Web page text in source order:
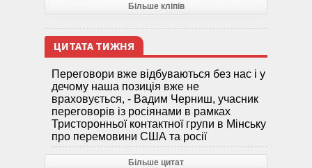
Більше кліпів
ЦИТАТА ТИЖНЯ
Переговори вже відбуваються без нас і у
дечому наша позиція вже не
враховується, - Вадим Черниш, учасник
переговорів із росіянами в рамках
Тристоронньої контактної групи в Мінську
про перемовини США та росії
Більше цитат